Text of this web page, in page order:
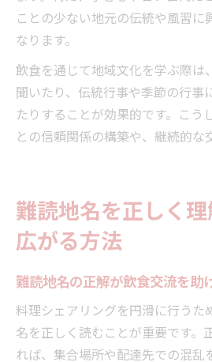
ことの少ない地元の伝統や風習に
なります。
飲食を通じて地域文化を学ぶ際は
聞いたり、伝統行事や季節の行事
たりすることが効果的です。こう
との信頼関係の構築や、継続的な
難読地名を正しく
広がる方法
難読地名の正解が飲食交流を助
料理シェアリングを円滑に行うた
名を正しく読むことが重要です。
れば、集合場所や配達先での混乱